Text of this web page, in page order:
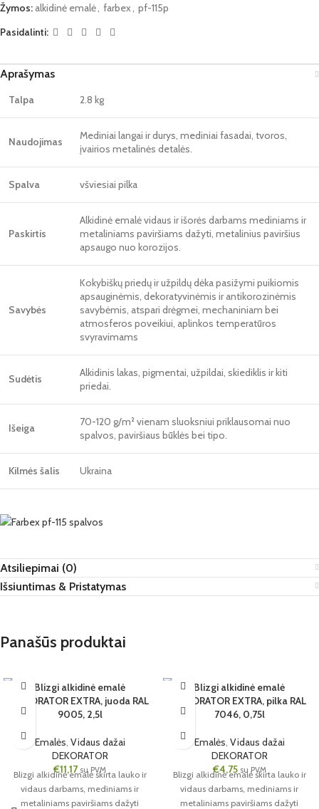
Žymos: alkidinė emalė farbex
pf-115p
Pasidalinti:
Aprašymas
Talpa 2.8 kg
Naudojimas
Mediniai langai ir durys, mediniai fasadai, tvoros,
įvairios metalinės detalės.
Spalva všviesiai pilka
Paskirtis
Alkidinė emalė vidaus ir išorės darbams mediniams ir
metaliniams paviršiams dažyti, metalinius paviršius
apsaugo nuo korozijos.
Savybės
Kokybiškų priedų ir užpildų dėka pasižymi puikiomis
apsauginėmis, dekoratyvinėmis ir antikorozinėmis
savybėmis, atspari drėgmei, mechaniniam bei
atmosferos poveikiui, aplinkos temperatūros
svyravimams
Sudėtis
Alkidinis lakas, pigmentai, užpildai, skiediklis ir kiti
priedai.
Išeiga
70-120 g/m² vienam sluoksniui priklausomai nuo
spalvos, paviršiaus būklės bei tipo.
Kilmės šalis Ukraina
Atsiliepimai (0)
Išsiuntimas & Pristatymas
Panašūs produktai
JUODA
Blizgi alkidinė emalė
DEKORATOR EXTRA, juoda RAL
9005, 2,5l
Emalės Vidaus dažai
DEKORATOR
€11,17 su PVM
Blizgi alkidinė emalė skirta lauko ir
vidaus darbams, mediniams ir
metaliniams paviršiams dažyti
PILKA
Blizgi alkidinė emalė
DEKORATOR EXTRA, pilka RAL
7046, 0,75l
Emalės Vidaus dažai
DEKORATOR
€4,75 su PVM
Blizgi alkidinė emalė skirta lauko ir
vidaus darbams, mediniams ir
metaliniams paviršiams dažyti